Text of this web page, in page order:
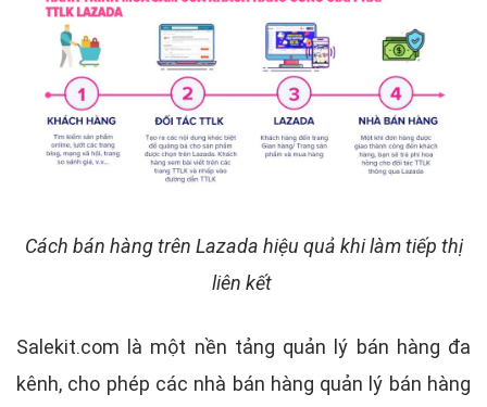
Cách bán hàng trên Lazada hiệu quả khi làm tiếp thị
liên kết
Salekit.com là một nền tảng quản lý bán hàng đa
kênh, cho phép các nhà bán hàng quản lý bán hàng